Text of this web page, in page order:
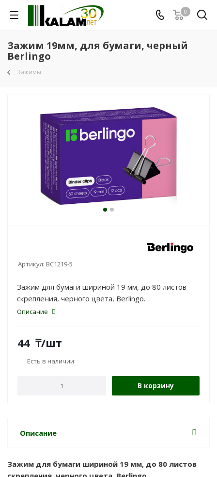
0
Зажим 19мм, для бумаги, черный
Berlingo
Зажимы
Артикул: BC1219-5
Зажим для бумаги шириной 19 мм, до 80 листов
скрепления, черного цвета, Berlingo.
Описание
44 ₸/шт
Есть в наличии
В корзину
Описание
Зажим для бумаги шириной 19 мм, до 80 листов